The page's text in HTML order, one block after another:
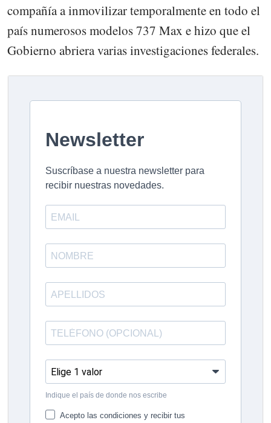
compañía a inmovilizar temporalmente en todo el
país numerosos modelos 737 Max e hizo que el
Gobierno abriera varias investigaciones federales.